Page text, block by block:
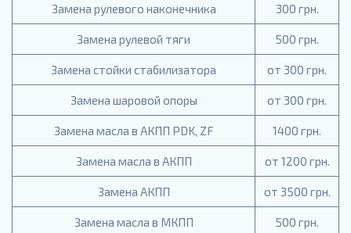
Замена рулевого наконечника 300 грн.
Замена рулевой тяги 500 грн.
Замена стойки стабилизатора от 300 грн.
Замена шаровой опоры от 300 грн.
Замена масла в АКПП PDK, ZF 1400 грн.
Замена масла в АКПП от 1200 грн.
Замена АКПП от 3500 грн.
Замена масла в МКПП 500 грн.